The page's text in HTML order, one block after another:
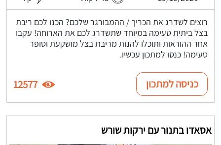
רוצים לשדרג את הכריך / ההמבורגר שלכם? הכנו לכם ריבת
בצל ביתית טעימה במיוחד שתשדרג לכם את הארוחה! עקבו
אחר ההוראות ותוכלו להנות מריבת בצל מושקעת וסופר
טעימה! כנסו למתכון עכשיו.
כניסה למתכון 12577
אסאדו בתנור עם ירקות שורש